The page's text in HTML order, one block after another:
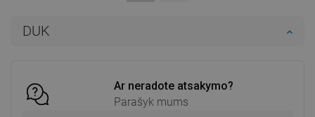
DUK
Ar neradote atsakymo?
Parašyk mums